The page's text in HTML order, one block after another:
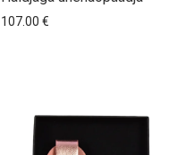
107.00 €